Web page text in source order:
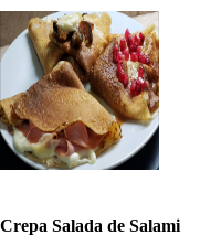
Crepa Salada de Salami